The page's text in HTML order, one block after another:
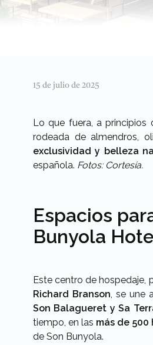
15 de julio de 2025
Lo que fuera, a principios
rodeada de almendros,
exclusividad y belleza
española. Fotos: Cortesía.
Espacios
Bunyola
Este centro de hospedaje,
Richard Branson, se une
Son Balagueret y Sa
tiempo, en las más de 500
de Son Bunyola.